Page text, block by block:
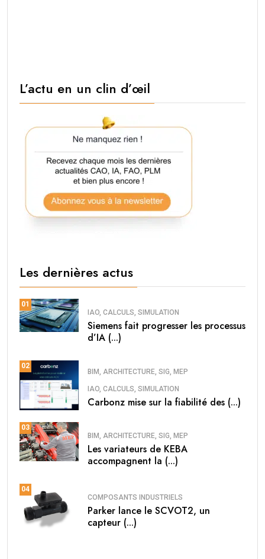
L’actu en un clin d’œil
Les dernières actus
01
IAO, CALCULS, SIMULATION
Siemens fait progresser les processus
d’IA (...)
02
BIM, ARCHITECTURE, SIG, MEP
IAO, CALCULS, SIMULATION
Carbonz mise sur la fiabilité des (...)
03
BIM, ARCHITECTURE, SIG, MEP
Les variateurs de KEBA
accompagnent la (...)
04
COMPOSANTS INDUSTRIELS
Parker lance le SCVOT2, un
capteur (...)